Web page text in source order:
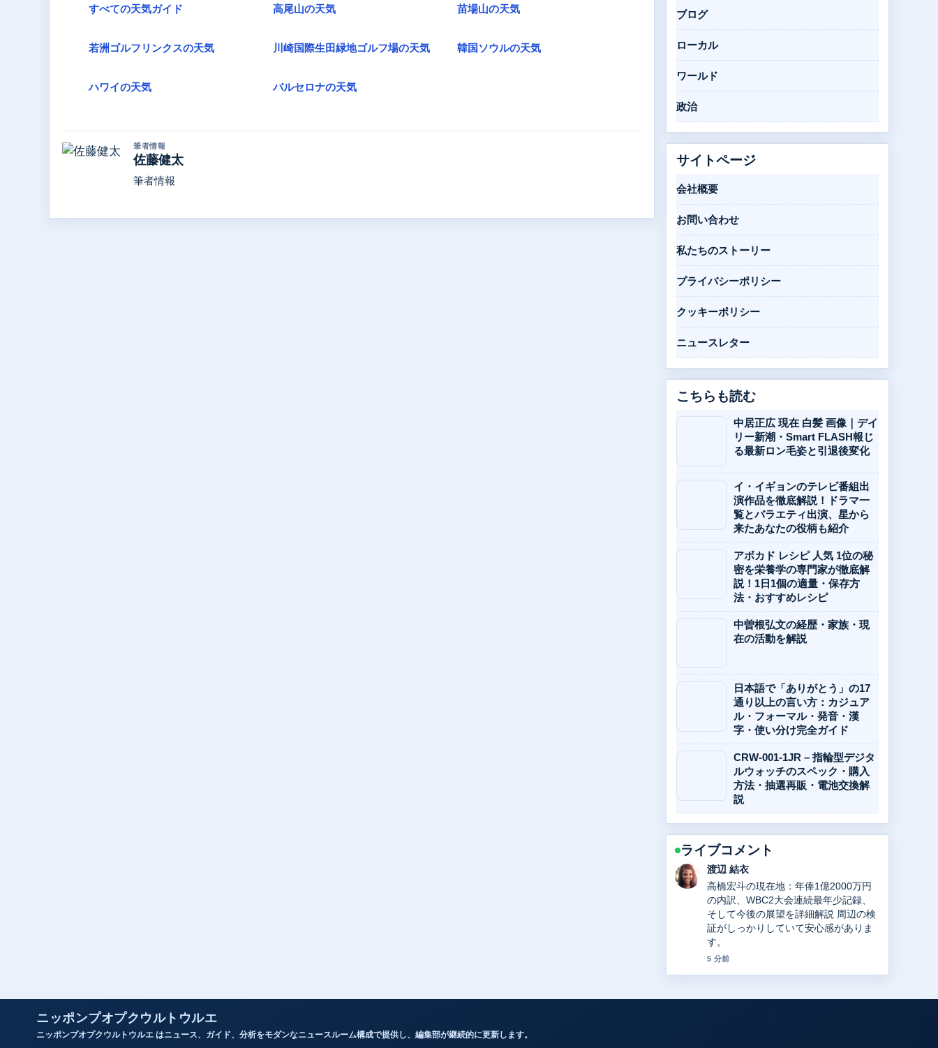
すべての天気ガイド 高尾山の天気 苗場山の天気
若洲ゴルフリンクスの天気 川崎国際生田緑地ゴルフ場の天気 韓国ソウルの天気
ハワイの天気 バルセロナの天気
筆者情報
佐藤健太
筆者情報
ブログ
ローカル
ワールド
政治
サイトページ
会社概要
お問い合わせ
私たちのストーリー
プライバシーポリシー
クッキーポリシー
ニュースレター
こちらも読む
中居正広 現在 白髪 画像｜デイ
リー新潮・Smart FLASH報じ
る最新ロン毛姿と引退後変化
イ・イギョンのテレビ番組出
演作品を徹底解説！ドラマ一
覧とバラエティ出演、星から
来たあなたの役柄も紹介
アボカド レシピ 人気 1位の秘
密を栄養学の専門家が徹底解
説！1日1個の適量・保存方
法・おすすめレシピ
中曽根弘文の経歴・家族・現
在の活動を解説
日本語で「ありがとう」の17
通り以上の言い方：カジュア
ル・フォーマル・発音・漢
字・使い分け完全ガイド
CRW-001-1JR – 指輪型デジタ
ルウォッチのスペック・購入
方法・抽選再販・電池交換解
説
ライブコメント
小林 大智
Travis Japan川島如恵留のネットの噂
をファクトチェック！元カノ急死、ハ
ーフ、鬱病、IQと活動休止の真相を解
説 の整理がとても分かりやすいです。
今日の中でも特に読みやすいです。
7 分前
ニッポンプオプクウルトウルエ
ニッポンプオプクウルトウルエ はニュース、ガイド、分析をモダンなニュースルーム構成で提供し、編集部が継続的に更新します。